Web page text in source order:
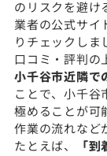
のリスクを避け
業者の公式サイ
りチェックしま
口コミ・評判の
小千谷市近隣で
ことで、小千谷
極めることが可
作業の流れなど
たとえば、
「